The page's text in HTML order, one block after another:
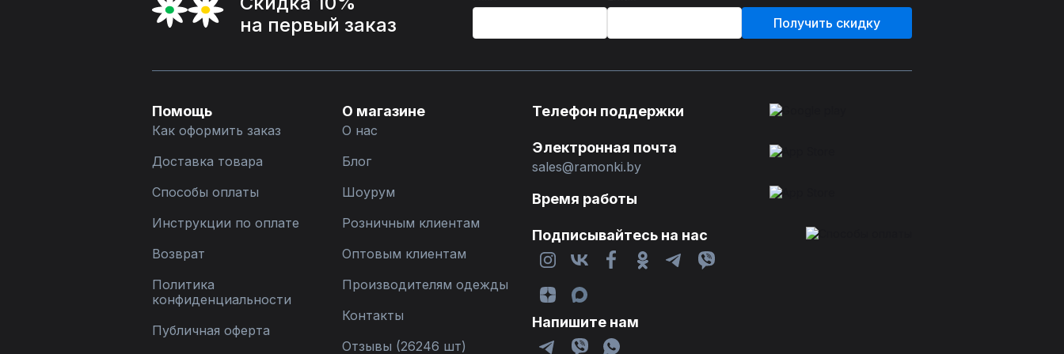
на первый заказ
Получить скидку
Помощь
Как оформить заказ
Доставка товара
Способы оплаты
Инструкции по оплате
Возврат
Политика
конфиденциальности
Публичная оферта
О магазине
О нас
Блог
Шоурум
Розничным клиентам
Оптовым клиентам
Производителям одежды
Контакты
Отзывы (26246 шт)
Телефон поддержки
Электронная почта
sales@ramonki.by
Время работы
Подписывайтесь на нас
Напишите нам